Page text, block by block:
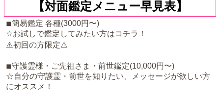
【対面鑑定メニュー早見表】
◾︎簡易鑑定 各種(3000円〜)
☆お試しで鑑定してみたい方はコチラ！
⚠️初回の方限定⚠️
◾︎守護霊様・ご先祖さま・前世鑑定(10,000円〜)
☆自分の守護霊・前世を知りたい、メッセージが欲しい方
にオススメ！